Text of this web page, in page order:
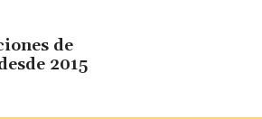
de
2015